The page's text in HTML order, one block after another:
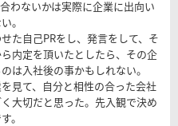
わないかは実際に企業に出向い
。
た自己PRをし、発言をして、そ
内定を頂いたとしたら、その企
は入社後の事かもしれない。
見て、自分と相性の合った会社
大切だと思った。先入観で決め
。